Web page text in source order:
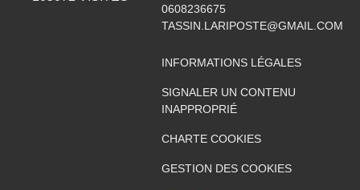
0608236675
TASSIN.LARIPOSTE@GMAIL.COM
INFORMATIONS LÉGALES
SIGNALER UN CONTENU
INAPPROPRIÉ
CHARTE COOKIES
GESTION DES COOKIES